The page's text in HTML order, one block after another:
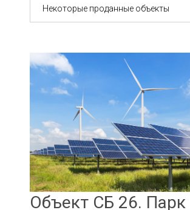
Некоторые проданные объекты
Объект СБ 26. Парк